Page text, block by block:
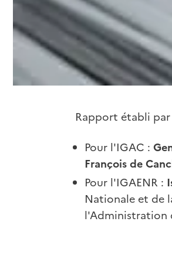
Rapport établi par
Pour l'IGAC :
François de
Pour l'IGAENR :
Nationale et de
l'Administration